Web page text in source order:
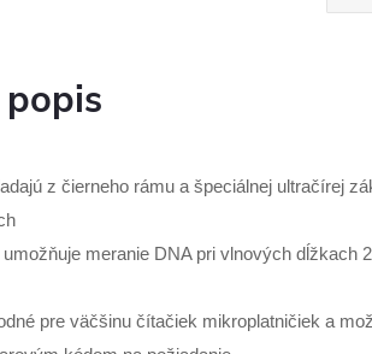
z čierneho rámu a špeciálnej ultračírej
meranie DNA pri vlnových dĺžkach
pre väčšinu čítačiek mikroplatničiek a